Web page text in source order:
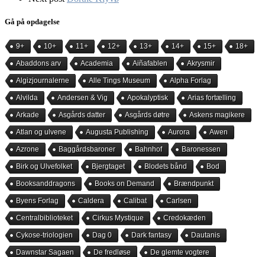
Gå på opdagelse
9+ 10+ 11+ 12+ 13+ 14+ 15+ 18+
Abaddons arv Academia Aiñafablen Akrysmir
Algizjournalerne Alle Tings Museum Alpha Forlag
Alvilda Andersen & Vig Apokalyptisk Arias fortælling
Arkade Asgårds datter Asgårds døtre Askens magikere
Atlan og ulvene Augusta Publishing Aurora Awen
Azrone Baggårdsbaroner Bahnhof Baronessen
Birk og Ulvefolket Bjergtaget Blodets bånd Bod
Booksanddragons Books on Demand Brændpunkt
Byens Forlag Caldera Calibat Carlsen
Centralbiblioteket Cirkus Mystique Credokæden
Cykose-triologien Dag 0 Dark fantasy Dautanis
Dawnstar Sagaen De fredløse De glemte vogtere